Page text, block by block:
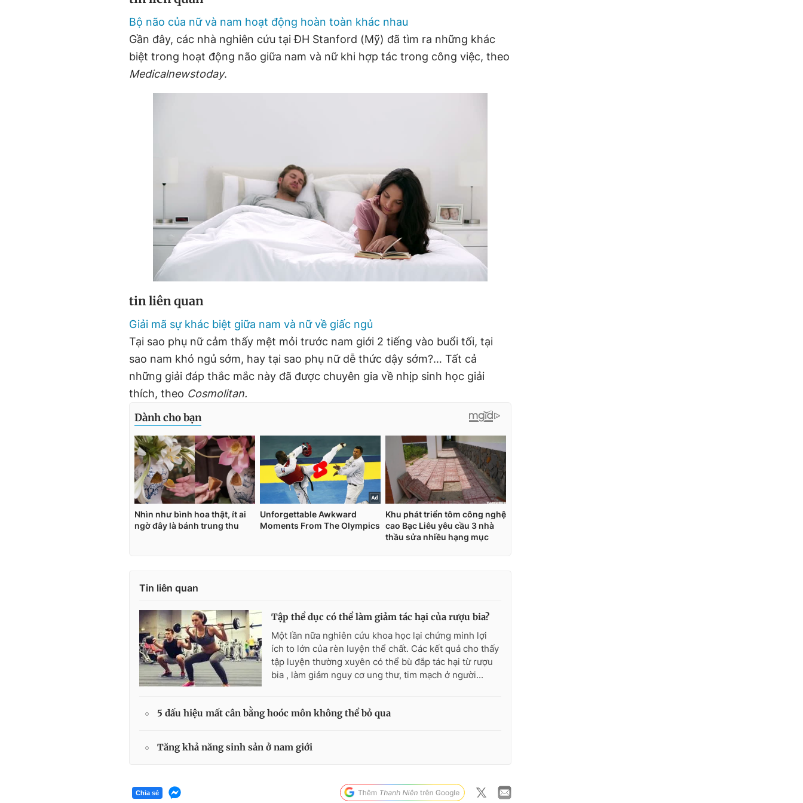
Bộ não của nữ và nam hoạt động hoàn toàn khác nhau
Gần đây, các nhà nghiên cứu tại ĐH Stanford (Mỹ) đã tìm ra những khác
biệt trong hoạt động não giữa nam và nữ khi hợp tác trong công việc, theo
Medicalnewstoday.
tin liên quan
Giải mã sự khác biệt giữa nam và nữ về giấc ngủ
Tại sao phụ nữ cảm thấy mệt mỏi trước nam giới 2 tiếng vào buổi tối, tại
sao nam khó ngủ sớm, hay tại sao phụ nữ dễ thức dậy sớm?… Tất cả
những giải đáp thắc mắc này đã được chuyên gia về nhịp sinh học giải
thích, theo Cosmolitan.
Tin liên quan
Tập thể dục có thể làm giảm tác hại của rượu bia?
Một lần nữa nghiên cứu khoa học lại chứng minh lợi
ích to lớn của rèn luyện thể chất. Các kết quả cho thấy
tập luyện thường xuyên có thể bù đắp tác hại từ rượu
bia , làm giảm nguy cơ ung thư, tim mạch ở người...
5 dấu hiệu mất cân bằng hoóc môn không thể bỏ qua
Tăng khả năng sinh sản ở nam giới
Chia sẻ